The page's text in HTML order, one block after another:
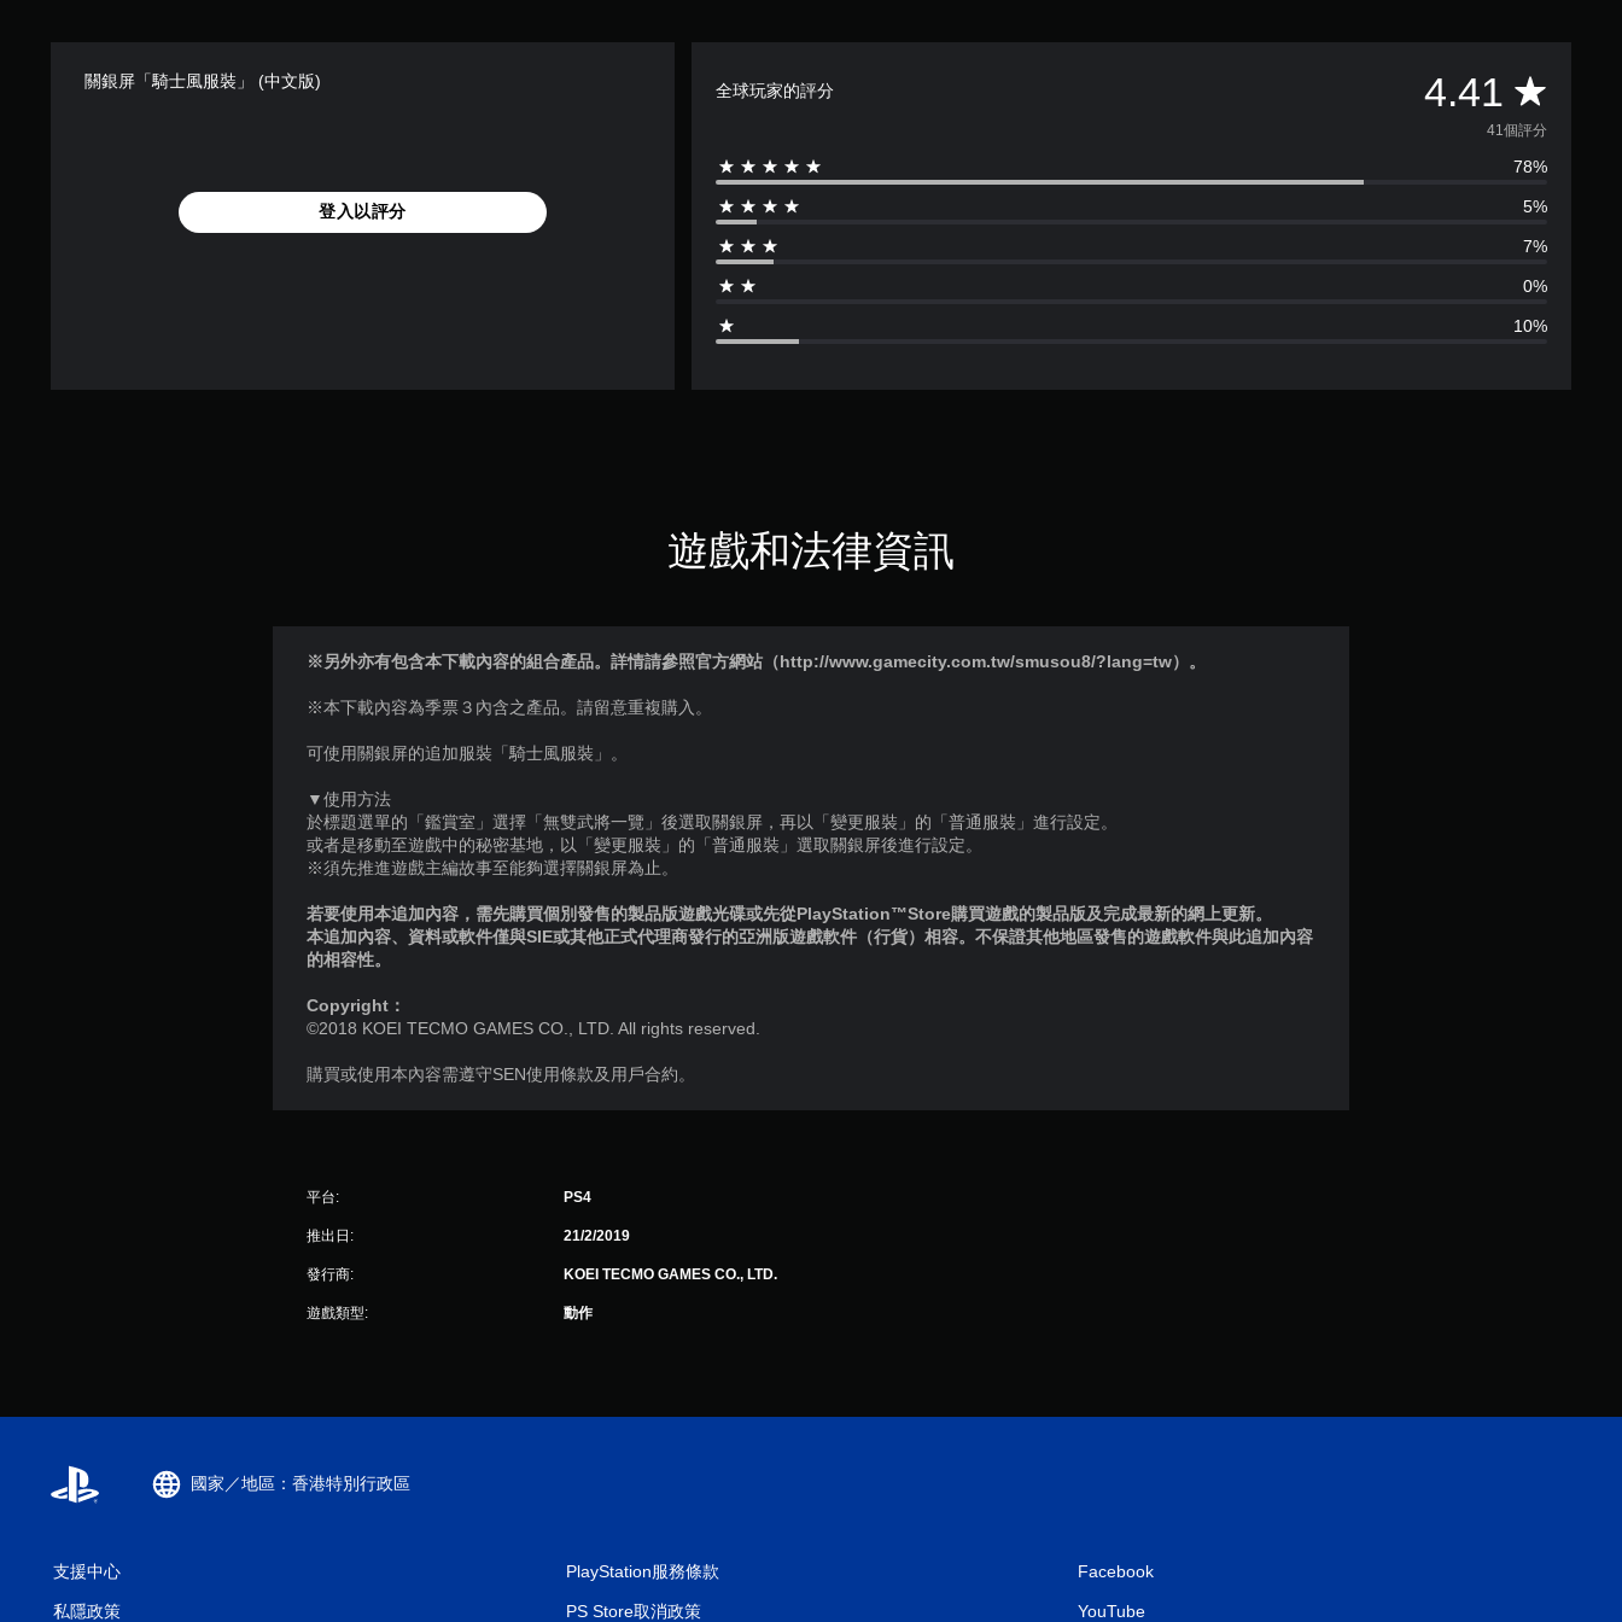
關銀屏「騎士風服裝」 (中文版)
登入以評分
全球玩家的評分 4.41 平
均
評
分
為
4
.
41個評分
78%
5%
7%
0%
10%
遊戲和法律資訊
※另外亦有包含本下載內容的組合產品。詳情請參照官方網站（http://www.gamecity.com.tw/smusou8/?lang=tw）。
※本下載內容為季票３內含之產品。請留意重複購入。
可使用關銀屏的追加服裝「騎士風服裝」。
▼使用方法
於標題選單的「鑑賞室」選擇「無雙武將一覽」後選取關銀屏，再以「變更服裝」的「普通服裝」進行設定。
或者是移動至遊戲中的秘密基地，以「變更服裝」的「普通服裝」選取關銀屏後進行設定。
※須先推進遊戲主編故事至能夠選擇關銀屏為止。
若要使用本追加內容，需先購買個別發售的製品版遊戲光碟或先從PlayStation™Store購買遊戲的製品版及完成最新的網上更新。
本追加內容、資料或軟件僅與SIE或其他正式代理商發行的亞洲版遊戲軟件（行貨）相容。不保證其他地區發售的遊戲軟件與此追加內容
的相容性。
Copyright：
©2018 KOEI TECMO GAMES CO., LTD. All rights reserved.
購買或使用本內容需遵守SEN使用條款及用戶合約。
平台: PS4
推出日: 21/2/2019
發行商: KOEI TECMO GAMES CO., LTD.
遊戲類型: 動作
國家／地區：香港特別行政區
支援中心
私隱政策
PlayStation服務條款
PS Store取消政策
Facebook
YouTube